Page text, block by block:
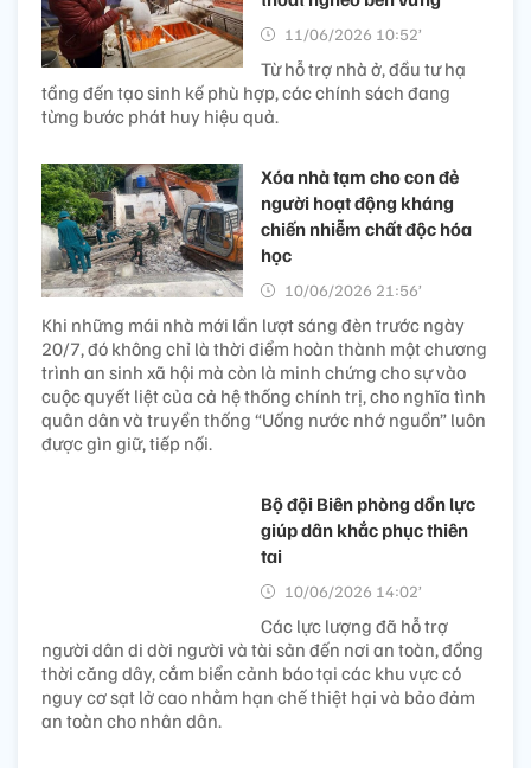
11/06/2026 10:52’
Từ hỗ trợ nhà ở, đầu tư hạ
tầng đến tạo sinh kế phù hợp, các chính sách đang
từng bước phát huy hiệu quả.
Xóa nhà tạm cho con đẻ
người hoạt động kháng
chiến nhiễm chất độc hóa
học
10/06/2026 21:56’
Khi những mái nhà mới lần lượt sáng đèn trước ngày
20/7, đó không chỉ là thời điểm hoàn thành một chương
trình an sinh xã hội mà còn là minh chứng cho sự vào
cuộc quyết liệt của cả hệ thống chính trị, cho nghĩa tình
quân dân và truyền thống “Uống nước nhớ nguồn” luôn
được gìn giữ, tiếp nối.
Bộ đội Biên phòng dồn lực
giúp dân khắc phục thiên
tai
10/06/2026 14:02’
Các lực lượng đã hỗ trợ
người dân di dời người và tài sản đến nơi an toàn, đồng
thời căng dây, cắm biển cảnh báo tại các khu vực có
nguy cơ sạt lở cao nhằm hạn chế thiệt hại và bảo đảm
an toàn cho nhân dân.